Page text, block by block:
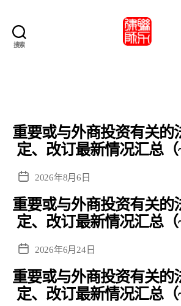
搜索
師
事
務
京
市
联
师
事
务
重要或与外商投资有关的
定、改订最新情况汇总（
发
日
期
2026年8月6日
重要或与外商投资有关的
定、改订最新情况汇总（
发
日
期
2026年6月24日
重要或与外商投资有关的
定、改订最新情况汇总（